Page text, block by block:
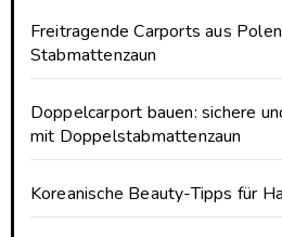
Freitragende Carports aus
Stabmattenzaun
Doppelcarport bauen: sichere
mit Doppelstabmattenzaun
Koreanische Beauty-Tipps für